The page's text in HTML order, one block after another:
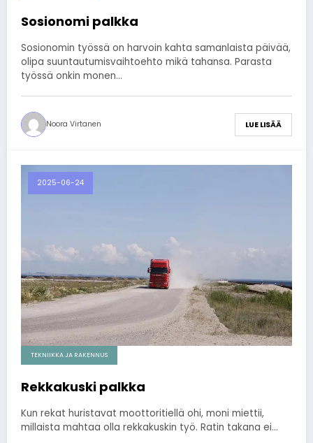
Sosionomi palkka
Sosionomin työssä on harvoin kahta samanlaista päivää,
olipa suuntautumisvaihtoehto mikä tahansa. Parasta
työssä onkin monen…
Noora Virtanen LUE LISÄÄ
2025-06-24
TEKNIIKKA JA RAKENNUS
Rekkakuski palkka
Kun rekat huristavat moottoritiellä ohi, moni miettii,
millaista mahtaa olla rekkakuskin työ. Ratin takana ei…